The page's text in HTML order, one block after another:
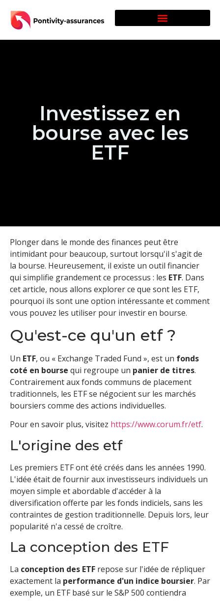
Investissez en
bourse avec les
ETF
Plonger dans le monde des finances peut être
intimidant pour beaucoup, surtout lorsqu'il s'agit de
la bourse. Heureusement, il existe un outil financier
qui simplifie grandement ce processus : les ETF. Dans
cet article, nous allons explorer ce que sont les ETF,
pourquoi ils sont une option intéressante et comment
vous pouvez les utiliser pour investir en bourse.
Qu'est-ce qu'un etf ?
Un ETF, ou « Exchange Traded Fund », est un fonds
coté en bourse qui regroupe un panier de titres.
Contrairement aux fonds communs de placement
traditionnels, les ETF se négocient sur les marchés
boursiers comme des actions individuelles.
Pour en savoir plus, visitez https://www.corum.fr/etf.
L'origine des etf
Les premiers ETF ont été créés dans les années 1990.
L'idée était de fournir aux investisseurs individuels un
moyen simple et abordable d'accéder à la
diversification offerte par les fonds indiciels, sans les
contraintes de gestion traditionnelle. Depuis lors, leur
popularité n'a cessé de croître.
La conception des ETF
La conception des ETF repose sur l'idée de répliquer
exactement la performance d'un indice boursier. Par
exemple, un ETF basé sur le S&P 500 contiendra